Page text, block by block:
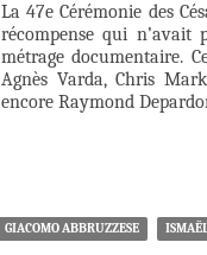
La 47e Cérémonie des
récompense qui n’avait
métrage documentaire.
Agnès Varda, Chris
encore Raymond
GIACOMO ABBRUZZESE